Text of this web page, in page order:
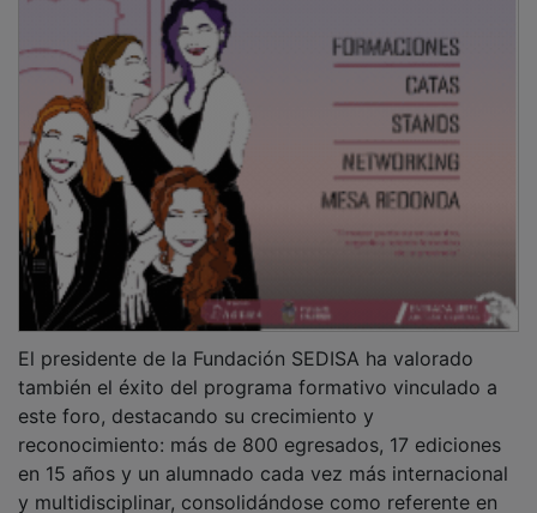
formación de directivos sanitarios.
NOTICIAS RELACIONADAS
El Ayuntamiento de Pozo de Guadalajara